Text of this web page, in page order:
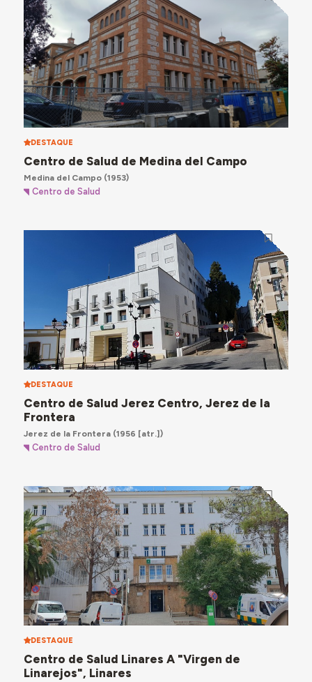
DESTAQUE
Centro de Salud de Medina del Campo
Medina del Campo(1953)
Centro de Salud
DESTAQUE
Centro de Salud Jerez Centro, Jerez de la
Frontera
Jerez de la Frontera(1956 [atr.])
Centro de Salud
DESTAQUE
Centro de Salud Linares A "Virgen de
Linarejos", Linares